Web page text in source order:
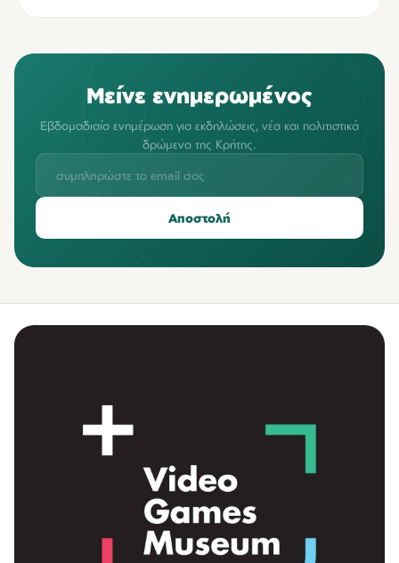
Μείνε ενημερωμένος
Εβδομαδιαία ενημέρωση για εκδηλώσεις, νέα και πολιτιστικά
δρώμενα της Κρήτης.
Αποστολή